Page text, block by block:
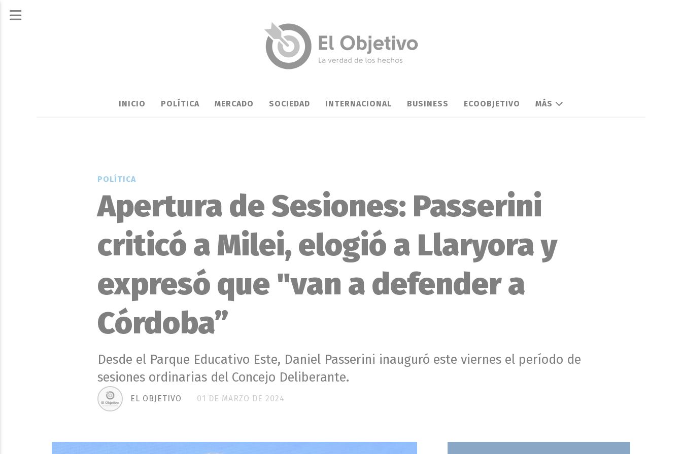
INICIO POLÍTICA MERCADO SOCIEDAD INTERNACIONAL BUSINESS ECOOBJETIVO MÁS
Apertura de Sesiones: Passerini
criticó a Milei, elogió a Llaryora y
expresó que "van a defender a
Córdoba”
Desde el Parque Educativo Este, Daniel Passerini inauguró este viernes el período de
sesiones ordinarias del Concejo Deliberante.
POLÍTICA
01 DE MARZO DE 2024
EL OBJETIVO